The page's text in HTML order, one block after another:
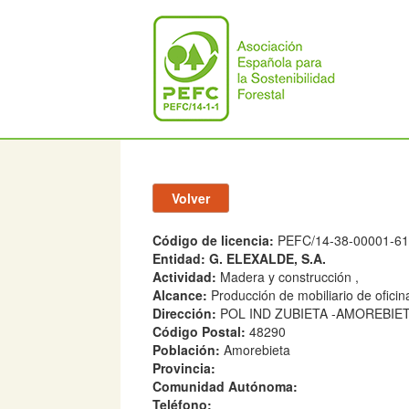
Código de licencia: PEFC/14-38-00001-61
Entidad: G. ELEXALDE, S.A.
Actividad: Madera y construcción ,
Alcance: Producción de mobiliario de
Dirección: POL IND ZUBIETA -
Código Postal: 48290
Población: Amorebieta
Provincia:
Comunidad Autónoma:
Teléfono: